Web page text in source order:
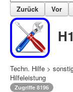
Zurück
Vor
Techn. Hilfe >
Hilfeleistung
Zugriffe 8196